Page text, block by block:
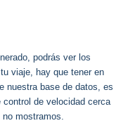
podrás ver los
viaje, hay que tener en
nuestra base de datos, es
control de velocidad cerca
mostramos.